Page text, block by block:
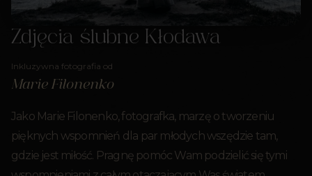
Zdjęcia ślubne Kłodawa
Inkluzywna fotografia od
Marie Filonenko
Jako Marie Filonenko, fotografka, marzę o tworzeniu
pięknych wspomnień dla par młodych wszędzie tam,
gdzie jest miłość. Pragnę pomóc Wam podzielić się tymi